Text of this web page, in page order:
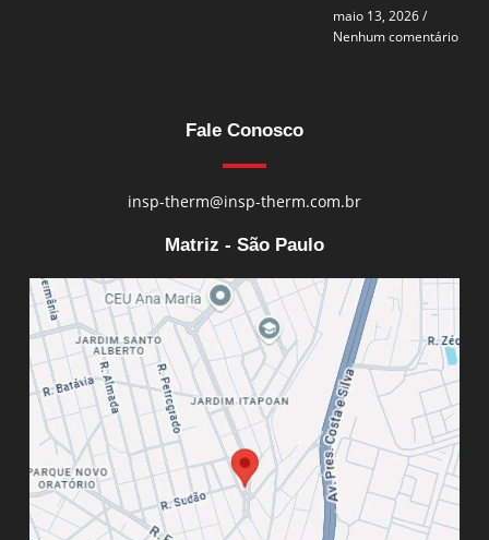
maio 13, 2026
Nenhum comentário
Fale Conosco
insp-therm@insp-therm.com.br
Matriz - São Paulo